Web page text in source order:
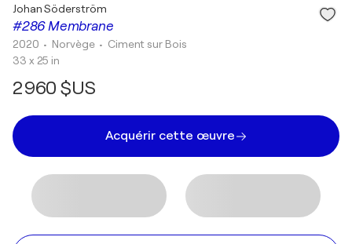
#286 Membrane
Johan Söderström
2020 • Norvège • Ciment sur Bois
33 x 25 in
2 960 $US
Acquérir cette œuvre